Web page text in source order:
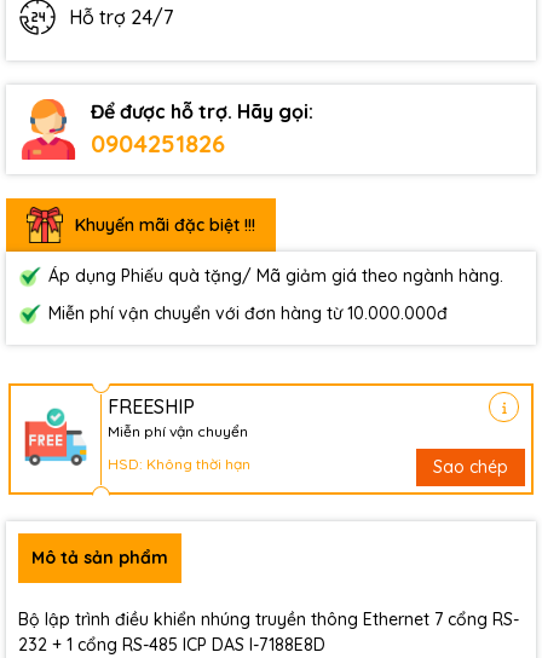
Hỗ trợ 24/7
Để được hỗ trợ. Hãy gọi:
0904251826
Khuyến mãi đặc biệt !!!
Áp dụng Phiếu quà tặng/ Mã giảm giá theo ngành hàng.
Miễn phí vận chuyển với đơn hàng từ 10.000.000đ
FREESHIP
Miễn phí vận chuyển
HSD: Không thời hạn
Sao chép
Mô tả sản phẩm
Bộ lập trình điều khiển nhúng truyền thông Ethernet 7 cổng RS-
232 + 1 cổng RS-485 ICP DAS I-7188E8D